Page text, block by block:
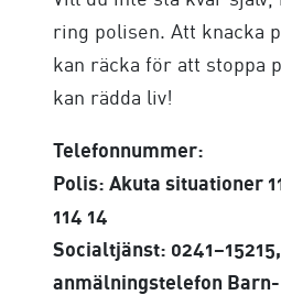
ring polisen. Att knacka
kan räcka för att stoppa
kan rädda liv!
Telefonnummer:
Polis: Akuta situationer
114 14
Socialtjänst: 0241–15215,
anmälningstelefon Barn-